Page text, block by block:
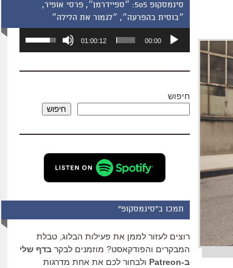
סינמסקופ 505: ״ספיידרמן״, פרסי אופיר,
״בוסית בהפרעה״, ״לגמור את הלילה״
אודיו
00:00
01:00:12
השתמש
כדי
שמע.
חיפוש
חיפוש
תמכו ב"סינמסקופ"
רוצים לעזור לממן את פעילות הבלוג, טבלת
המבקרים והפודקאסט? מוזמנים לבקר בדף שלי
ב-Patreon
ולבחור לכם את אחת מדרגות